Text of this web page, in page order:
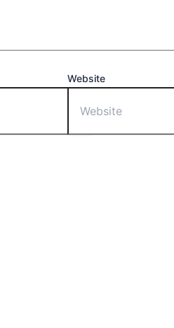
Website